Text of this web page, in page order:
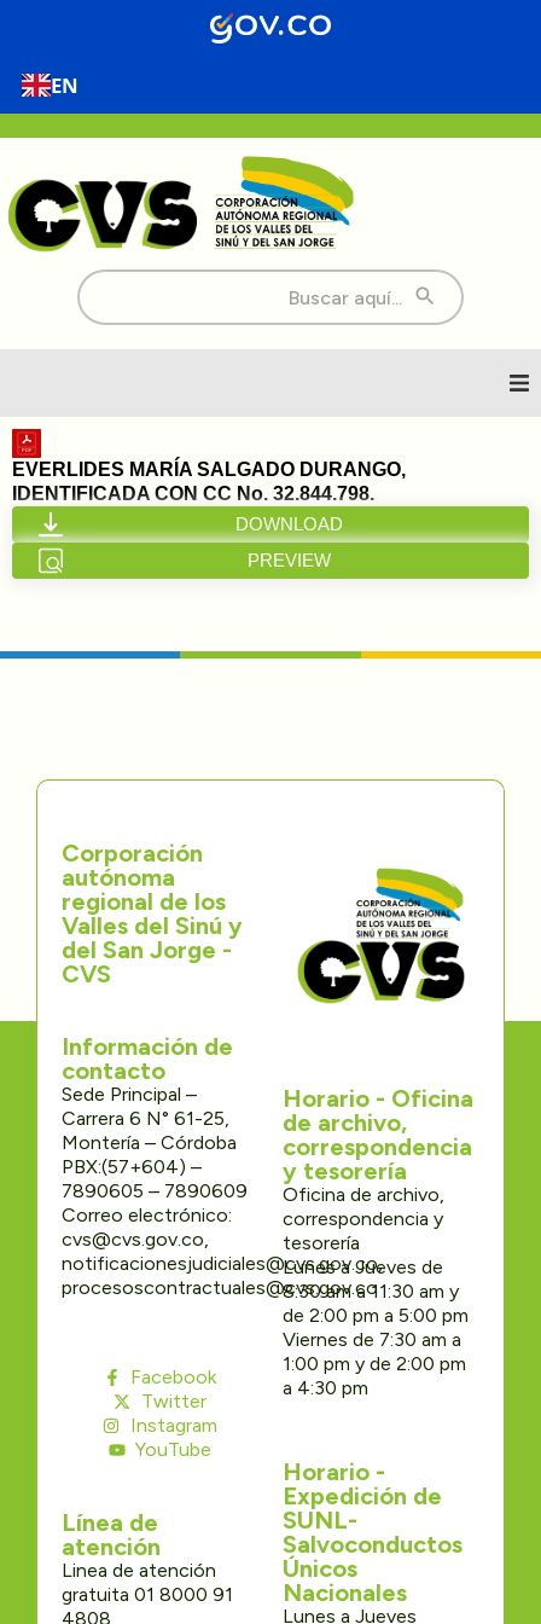
EN
Buscar:
Inicio
Nosotros
Directorios
Contáctenos
EVERLIDES MARÍA SALGADO DURANGO,
IDENTIFICADA CON CC No. 32.844.798.
DOWNLOAD
PREVIEW
Corporación
autónoma
regional de los
Valles del Sinú y
del San Jorge -
CVS
Información de
contacto
Sede Principal –
Carrera 6 N° 61-25,
Montería – Córdoba
PBX:(57+604) –
7890605 – 7890609
Correo electrónico:
cvs@cvs.gov.co,
notificacionesjudiciales@cvs.gov.co,
procesoscontractuales@cvs.gov.co
Facebook
Twitter
Instagram
YouTube
Línea de
atención
Linea de atención
gratuita 01 8000 91
4808
Horario - Oficina
de archivo,
correspondencia
y tesorería
Oficina de archivo,
correspondencia y
tesorería
Lunes a Jueves de
8:30 am a 11:30 am y
de 2:00 pm a 5:00 pm
Viernes de 7:30 am a
1:00 pm y de 2:00 pm
a 4:30 pm
Horario -
Expedición de
SUNL-
Salvoconductos
Únicos
Nacionales
Lunes a Jueves